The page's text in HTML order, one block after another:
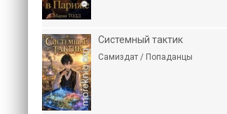
Системный тактик
Самиздат / Попаданцы